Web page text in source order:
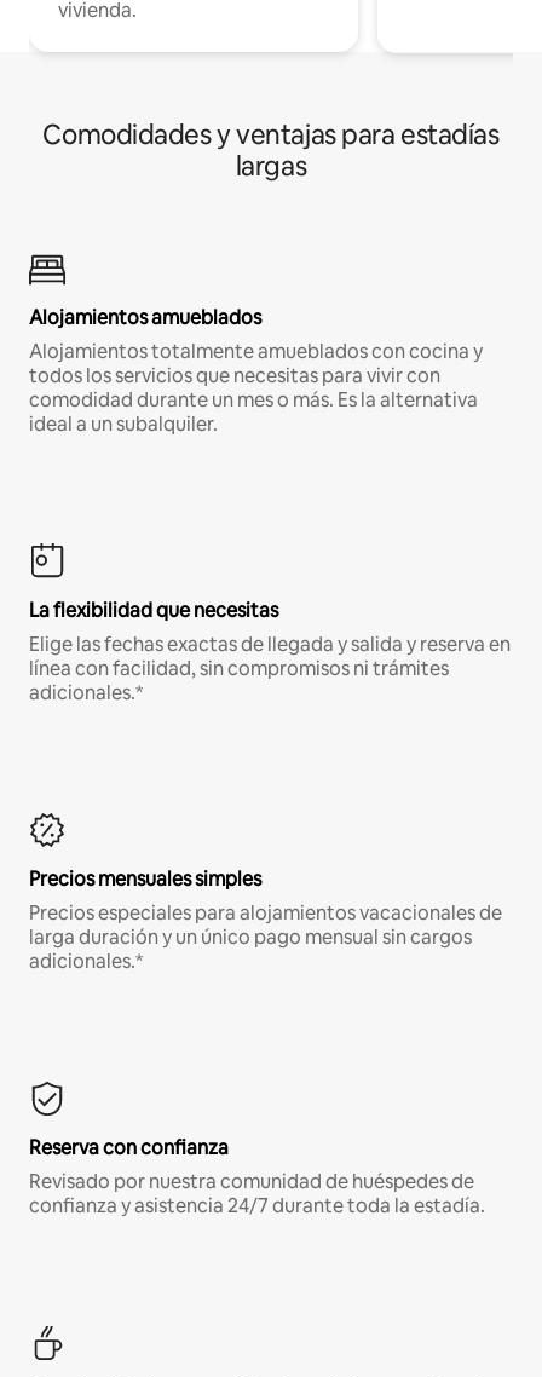
vivienda.
Comodidades y ventajas para estadías
largas
Alojamientos amueblados
Alojamientos totalmente amueblados con cocina y
todos los servicios que necesitas para vivir con
comodidad durante un mes o más. Es la alternativa
ideal a un subalquiler.
La flexibilidad que necesitas
Elige las fechas exactas de llegada y salida y reserva en
línea con facilidad, sin compromisos ni trámites
adicionales.*
Precios mensuales simples
Precios especiales para alojamientos vacacionales de
larga duración y un único pago mensual sin cargos
adicionales.*
Reserva con confianza
Revisado por nuestra comunidad de huéspedes de
confianza y asistencia 24/7 durante toda la estadía.